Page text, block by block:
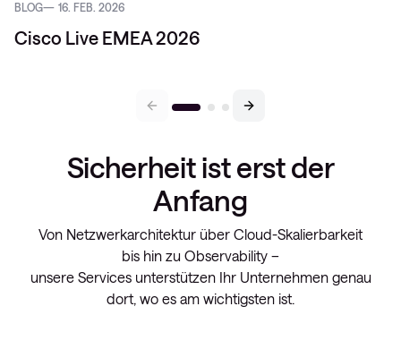
BLOG 16. FEB. 2026
Cisco Live EMEA 2026
Sicherheit ist erst der
Anfang
Von Netzwerkarchitektur über Cloud-Skalierbarkeit
bis hin zu Observability –
unsere Services unterstützen Ihr Unternehmen genau
dort, wo es am wichtigsten ist.